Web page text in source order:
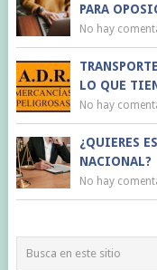
PARA
No hay
LO QUE
No hay
¿QUIERES
NACIONAL?
No hay